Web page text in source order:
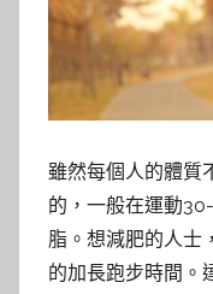
雖然每個人的體質
的，一般在運動
脂。想減肥的人士
的加長跑步時間。